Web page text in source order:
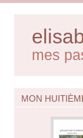
mes
MON